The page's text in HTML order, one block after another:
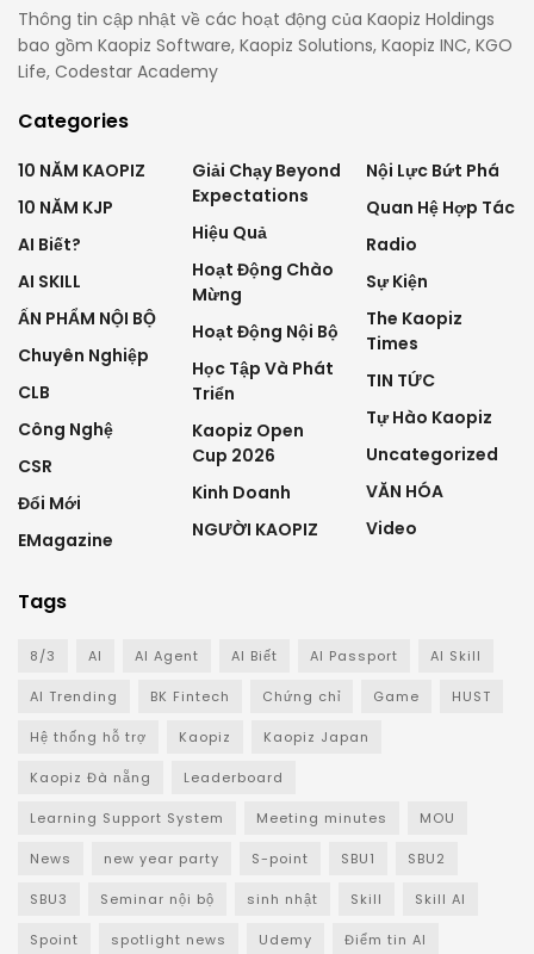
Thông tin cập nhật về các hoạt động của Kaopiz Holdings
bao gồm Kaopiz Software, Kaopiz Solutions, Kaopiz INC, KGO
Life, Codestar Academy
Categories
10 NĂM KAOPIZ
10 NĂM KJP
AI Biết?
AI SKILL
ẤN PHẨM NỘI BỘ
Chuyên Nghiệp
CLB
Công Nghệ
CSR
Đổi Mới
EMagazine
Giải Chạy Beyond
Expectations
Hiệu Quả
Hoạt Động Chào
Mừng
Hoạt Động Nội Bộ
Học Tập Và Phát
Triển
Kaopiz Open
Cup 2026
Kinh Doanh
NGƯỜI KAOPIZ
Nội Lực Bứt Phá
Quan Hệ Hợp Tác
Radio
Sự Kiện
The Kaopiz
Times
TIN TỨC
Tự Hào Kaopiz
Uncategorized
VĂN HÓA
Video
Tags
8/3 AI AI Agent AI Biết AI Passport AI Skill
AI Trending BK Fintech Chứng chỉ Game HUST
Hệ thống hỗ trợ Kaopiz Kaopiz Japan
Kaopiz Đà nẵng Leaderboard
Learning Support System Meeting minutes MOU
News new year party S-point SBU1 SBU2
SBU3 Seminar nội bộ sinh nhật Skill Skill AI
Spoint spotlight news Udemy Điểm tin AI